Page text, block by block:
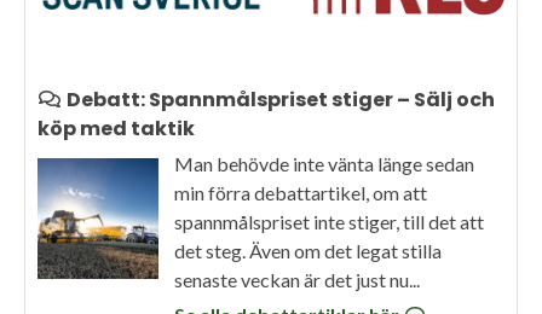
Debatt: Spannmålspriset stiger – Sälj och
köp med taktik
Man behövde inte vänta länge sedan
min förra debattartikel, om att
spannmålspriset inte stiger, till det att
det steg. Även om det legat stilla
senaste veckan är det just nu...